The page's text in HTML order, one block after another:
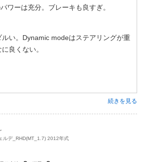
ワーは充分。ブレーキも良すぎ。
い。Dynamic modeはステアリングが重
良くない。
続きを見る
ルデ_RHD(MT_1.7) 2012年式